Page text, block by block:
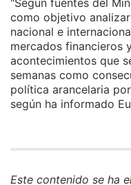
como objetivo
nacional e
mercados financieros
acontecimientos que
semanas como
política arancelaria
según ha informado
Este contenido se ha